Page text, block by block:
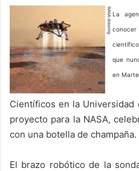
La
conocer
que
en Marte.
Científicos en la Universidad
proyecto para la NASA,
con una botella de champaña.
El brazo robótico de la